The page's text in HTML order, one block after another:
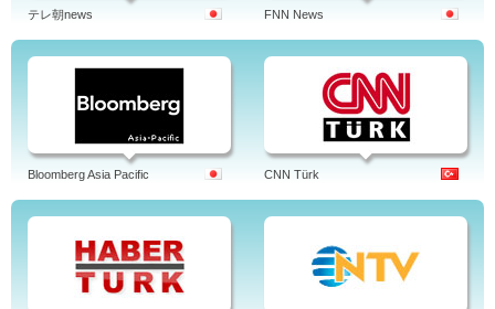
テレ朝news FNN News
Bloomberg Asia Pacific CNN Türk